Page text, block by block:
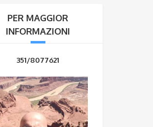
PER MAGGIOR
INFORMAZIONI
351/8077621